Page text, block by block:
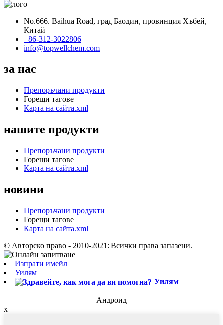
No.666. Baihua Road, град Баодин, провинция Хъбей,
Китай
+86-312-3022806
info@topwellchem.com
за нас
Препоръчани продукти
Горещи тагове
Карта на сайта.xml
нашите продукти
Препоръчани продукти
Горещи тагове
Карта на сайта.xml
новини
Препоръчани продукти
Горещи тагове
Карта на сайта.xml
© Авторско право - 2010-2021: Всички права запазени.
Изпрати имейл
Уилям
Уилям
Андроид
x